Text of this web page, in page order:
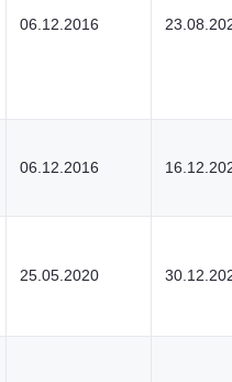
06.12.2016
06.12.2016
25.05.2020